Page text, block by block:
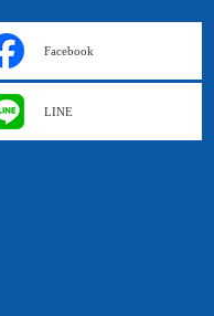
Facebook
LINE